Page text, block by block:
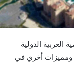
العربية الدولية
ومميزات أخري في